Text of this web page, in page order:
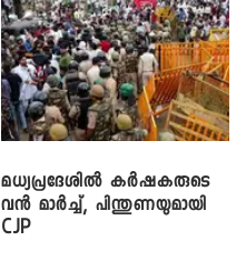
മധ്യപ്രദേശിൽ കർഷകരുടെ
വൻ മാർച്ച്, പിന്തുണയുമായി
CJP